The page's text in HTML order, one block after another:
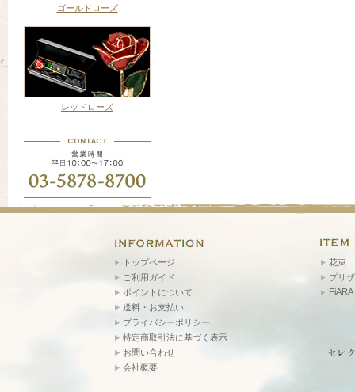
ゴールドローズ
レッドローズ
トップページ
ご利用ガイド
ポイントについて
送料・お支払い
プライバシーポリシー
特定商取引法に基づく表示
お問い合わせ
会社概要
花束
プリ
FiARA